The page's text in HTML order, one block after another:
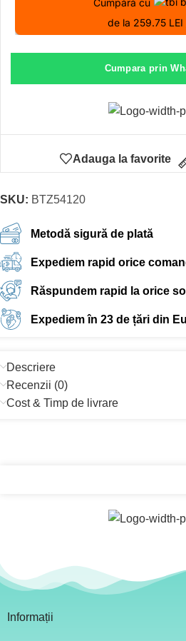
Cumpără cu
de la 259.75 LEI
Cumpara prin
Adauga la favorite
SKU: BTZ54120
Metodă sigură de plată
Expediem rapid orice
Răspundem rapid la orice
Expediem în 23 de țări din
Descriere
Recenzii (0)
Cost & Timp de livrare
Informații